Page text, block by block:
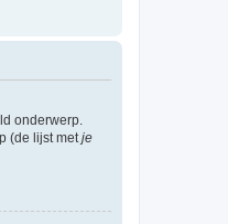
onderwerp.
(de lijst metje